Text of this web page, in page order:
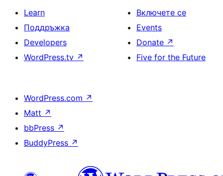
Learn
Поддръжка
Developers
WordPress.tv ↗
Включете се
Events
Donate ↗
Five for the Future
WordPress.com ↗
Matt ↗
bbPress ↗
BuddyPress ↗